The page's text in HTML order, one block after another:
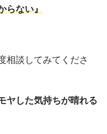
らない』
相談してみてくださ
ヤした気持ちが晴れる